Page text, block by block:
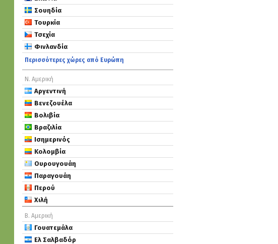
Σουηδία
Τουρκία
Τσεχία
Φινλανδία
Περισσότερες χώρες από Ευρώπη
Ν. Αμερική
Αργεντινή
Βενεζουέλα
Βολιβία
Βραζιλία
Ισημερινός
Κολομβία
Ουρουγουάη
Παραγουάη
Περού
Χιλή
Β. Αμερική
Γουατεμάλα
Ελ Σαλβαδόρ